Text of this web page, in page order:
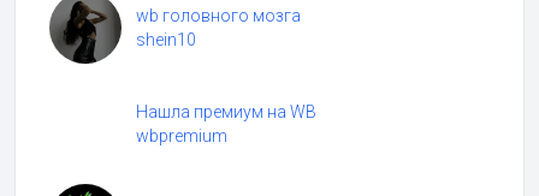
wb головного мозга
shein10
Нашла премиум на WB
wbpremium